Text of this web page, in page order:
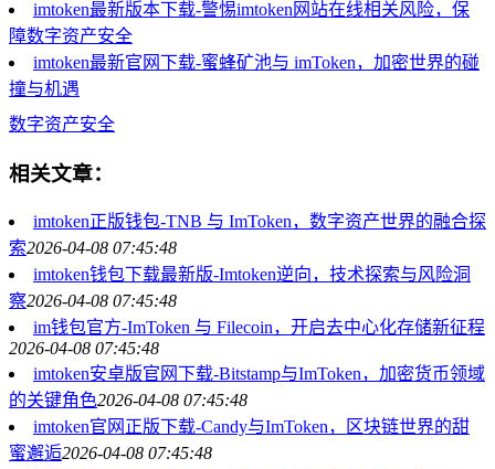
imtoken最新版本下载-警惕imtoken网站在线相关风险，保
障数字资产安全
imtoken最新官网下载-蜜蜂矿池与 imToken，加密世界的碰
撞与机遇
数字资产安全
相关文章：
imtoken正版钱包-TNB 与 ImToken，数字资产世界的融合探
索2026-04-08 07:45:48
imtoken钱包下载最新版-Imtoken逆向，技术探索与风险洞
察2026-04-08 07:45:48
im钱包官方-ImToken 与 Filecoin，开启去中心化存储新征程
2026-04-08 07:45:48
imtoken安卓版官网下载-Bitstamp与ImToken，加密货币领域
的关键角色2026-04-08 07:45:48
imtoken官网正版下载-Candy与ImToken，区块链世界的甜
蜜邂逅2026-04-08 07:45:48